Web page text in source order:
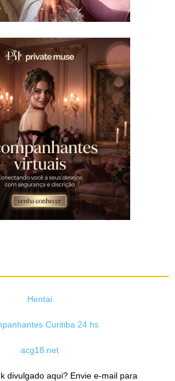
Hentai
Curitiba 24 hs
acg18.net
divulgado aqui? Envie e-mail para